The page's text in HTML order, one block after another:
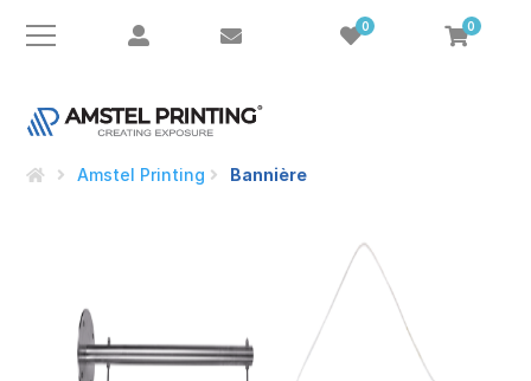
0 0
Amstel Printing Bannière